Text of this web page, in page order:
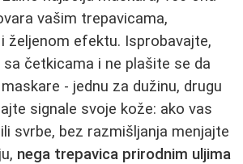
vašim trepavicama,
željenom efektu. Isprobavajte,
četkicama i ne plašite se da
- jednu za dužinu, drugu
signale svoje kože: ako vas
svrbe, bez razmišljanja menjajte
nega trepavica prirodnim uljima